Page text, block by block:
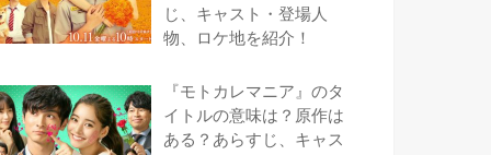
じ、キャスト・登場人
物、ロケ地を紹介！
『モトカレマニア』のタ
イトルの意味は？原作は
ある？あらすじ、キャス